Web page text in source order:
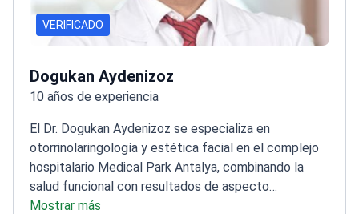
VERIFICADO
Dogukan Aydenizoz
10 años de experiencia
El Dr. Dogukan Aydenizoz se especializa en
otorrinolaringología y estética facial en el complejo
hospitalario Medical Park Antalya, combinando la
salud funcional con resultados de aspecto
natural. Más de nueve años de experiencia en
Mostrar más